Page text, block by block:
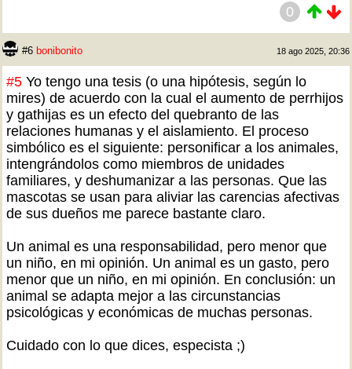
0
#6 bonibonito 18 ago 2025, 20:36
#5 Yo tengo una tesis (o una hipótesis, según lo
mires) de acuerdo con la cual el aumento de perrhijos
y gathijas es un efecto del quebranto de las
relaciones humanas y el aislamiento. El proceso
simbólico es el siguiente: personificar a los animales,
intengrándolos como miembros de unidades
familiares, y deshumanizar a las personas. Que las
mascotas se usan para aliviar las carencias afectivas
de sus dueños me parece bastante claro.
Un animal es una responsabilidad, pero menor que
un niño, en mi opinión. Un animal es un gasto, pero
menor que un niño, en mi opinión. En conclusión: un
animal se adapta mejor a las circunstancias
psicológicas y económicas de muchas personas.
Cuidado con lo que dices, especista ;)